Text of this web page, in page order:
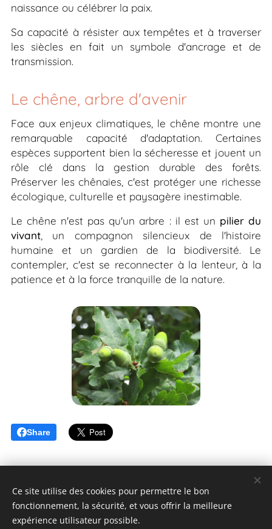
naissance ou célébrer la paix.
Sa capacité à résister aux tempêtes et à traverser
les siècles en fait un symbole d'ancrage et de
transmission.
Le chêne, arbre d'avenir
Face aux enjeux climatiques, le chêne montre une
remarquable capacité d'adaptation. Certaines
espèces supportent bien la sécheresse et jouent un
rôle clé dans la gestion durable des forêts.
Préserver les chênaies, c'est protéger une richesse
écologique, culturelle et paysagère inestimable.
Le chêne n'est pas qu'un arbre : il est un pilier du
vivant , un compagnon silencieux de l'histoire
humaine et un gardien de la biodiversité. Le
contempler, c'est se reconnecter à la lenteur, à la
patience et à la force tranquille de la nature.
Share
Ce site utilise des cookies pour permettre le bon
fonctionnement, la sécurité, et vous offrir la meilleure
expérience utilisateur possible.